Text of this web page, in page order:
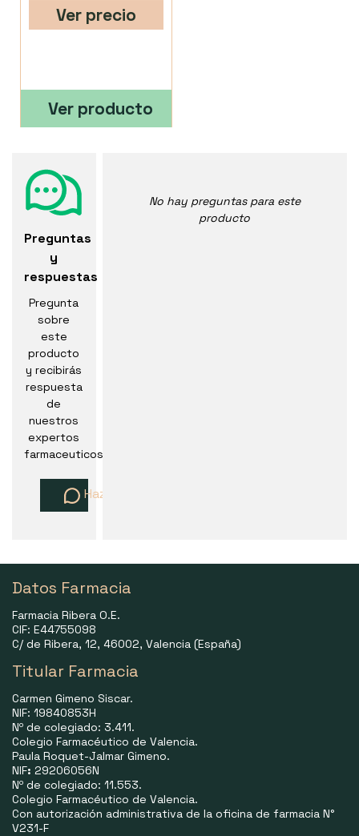
Ver precio
Ver producto
Preguntas
y
respuestas
Pregunta
sobre
este
producto
y recibirás
respuesta
de
nuestros
expertos
farmaceuticos
Haz una pregunta
No hay preguntas para este
producto
Datos Farmacia
Farmacia Ribera O.E.
CIF: E44755098
C/ de Ribera, 12, 46002, Valencia (España)
Titular Farmacia
Carmen Gimeno Siscar.
NIF: 19840853H
Nº de colegiado: 3.411.
Colegio Farmacéutico de Valencia.
Paula Roquet-Jalmar Gimeno.
NIF: 29206056N
Nº de colegiado: 11.553.
Colegio Farmacéutico de Valencia.
Con autorización administrativa de la oficina de farmacia N°
V231-F